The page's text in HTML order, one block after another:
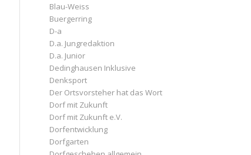
Blau-Weiss
Buergerring
D-a
D.a. Jungredaktion
D.a. Junior
Dedinghausen Inklusive
Denksport
Der Ortsvorsteher hat das Wort
Dorf mit Zukunft
Dorf mit Zukunft e.V.
Dorfentwicklung
Dorfgarten